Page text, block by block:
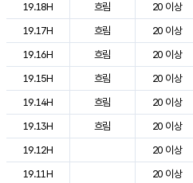
19.18H
흐림 20 이상
19.17H
흐림 20 이상
19.16H
흐림 20 이상
19.15H
흐림 20 이상
19.14H
흐림 20 이상
19.13H
흐림 20 이상
19.12H
20 이상
19.11H
20 이상